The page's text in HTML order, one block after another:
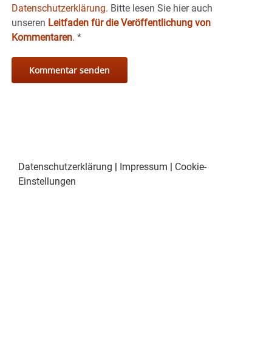
Datenschutzerklärung. Bitte lesen Sie hier auch
unseren Leitfaden für die Veröffentlichung von
Kommentaren. *
Datenschutzerklärung | Impressum | Cookie-
Einstellungen